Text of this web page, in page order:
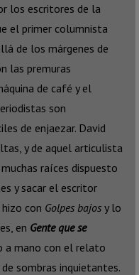
los escritores de la
el primer columnista
de los márgenes de
las premuras
de café y el
son
de enjaezar. David
y de aquel articulista
raíces dispuesto
y sacar el escritor
con Golpes bajos y lo
en Gente que se
a mano con el relato
de sombras inquietantes.